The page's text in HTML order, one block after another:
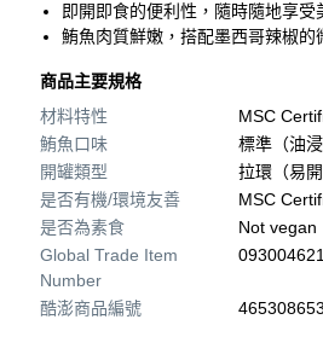
即開即食的便利性，隨時隨地享
鮪魚肉質鮮嫩，搭配墨西哥辣椒
商品主要規格
材料特性
MSC
鮪魚口味
標準（油
開罐類型
拉環（易
是否有機/環境友善
MSC
是否為素食
Not vegan
Global Trade Item
Number
酷澎商品編號